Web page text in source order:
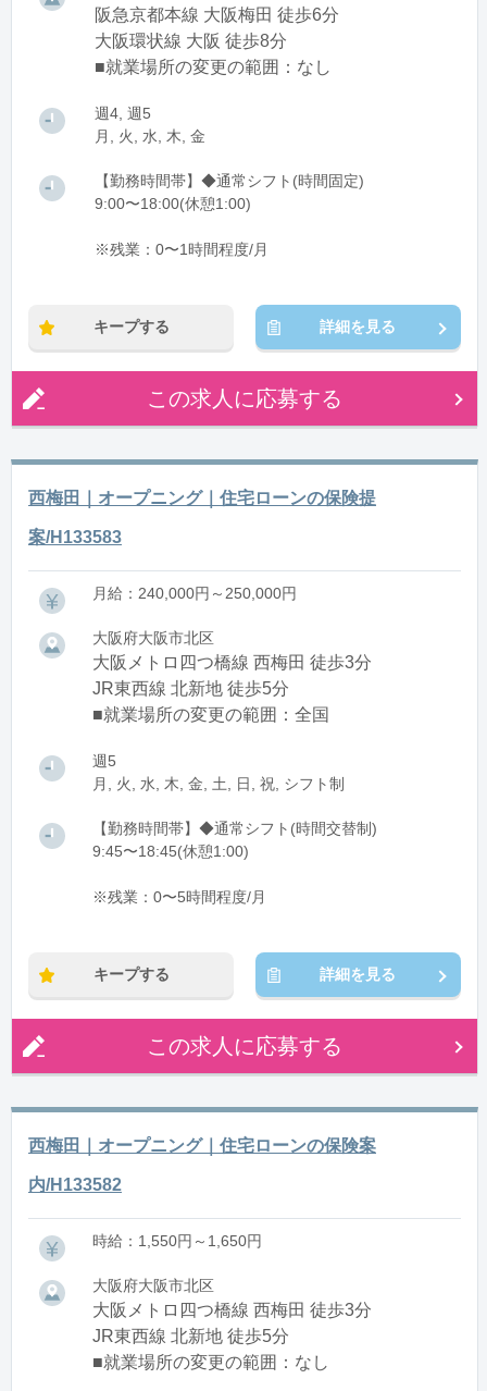
阪急京都本線 大阪梅田 徒歩6分
大阪環状線 大阪 徒歩8分
■就業場所の変更の範囲：なし
週4, 週5
月, 火, 水, 木, 金
【勤務時間帯】◆通常シフト(時間固定)
9:00〜18:00(休憩1:00)
※残業：0〜1時間程度/月
キープする 詳細を見る
この求人に応募する
西梅田｜オープニング｜住宅ローンの保険提
案/H133583
月給：240,000円～250,000円
大阪府大阪市北区
大阪メトロ四つ橋線 西梅田 徒歩3分
JR東西線 北新地 徒歩5分
■就業場所の変更の範囲：全国
週5
月, 火, 水, 木, 金, 土, 日, 祝, シフト制
【勤務時間帯】◆通常シフト(時間交替制)
9:45〜18:45(休憩1:00)
※残業：0〜5時間程度/月
キープする 詳細を見る
この求人に応募する
西梅田｜オープニング｜住宅ローンの保険案
内/H133582
時給：1,550円～1,650円
大阪府大阪市北区
大阪メトロ四つ橋線 西梅田 徒歩3分
JR東西線 北新地 徒歩5分
■就業場所の変更の範囲：なし